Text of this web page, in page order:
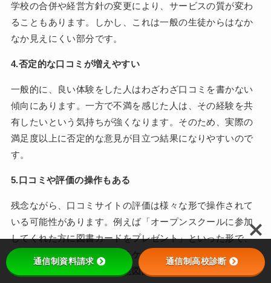
学校の合併や経営方針の変更により、サービスの質が変わ
ることもあります。しかし、これは一般の生徒からはなか
なか見えにくい部分です。
4.否定的な口コミが増えやすい
一般的に、良い体験をした人はわざわざ口コミを書かない
傾向にあります。一方で不満を感じた人は、その経験を共
有したいという気持ちが強くなります。そのため、実際の
満足度以上に否定的な意見が目立つ結果になりやすいので
す。
5.口コミや評価の操作もある
残念ながら、口コミサイトの評価は様々な形で操作されて
いる可能性があります。例えば「オープンスクールに参加
してくれた方に図書カードをプレゼント」といった形で、
間接的に良い評価を誘導するケースもあります。また、競
合校の評判を下げるための意図的な否定的投稿もあり得ま
通信制資料請求 通信制高校診断